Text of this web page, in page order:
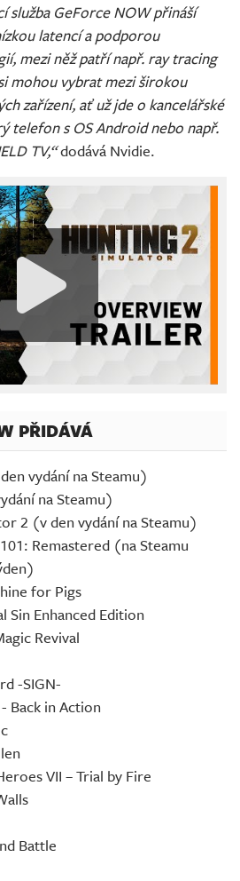
služba GeForce NOW přináší
latencí a podporou
mezi něž patří např. ray tracing
mohou vybrat mezi širokou
zařízení, ať už jde o kancelářské
telefon s OS Android nebo např.
TV,“dodává Nvidie.
PŘIDÁVÁ
vydání na Steamu)
na Steamu)
2 (v den vydání na Steamu)
Remastered (na Steamu
for Pigs
Sin Enhanced Edition
Revival
-SIGN-
Back in Action
VII – Trial by Fire
Battle